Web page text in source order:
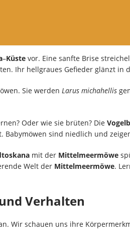
–Küste vor. Eine sanfte Brise
Ihr hellgraues Gefieder glänzt in
Sie werden Larus michahellis
Oder wie sie brüten? Die
sind niedlich und
mit der Mittelmeermöwe
Welt der Mittelmeermöwe.
Verhalten
Wir schauen uns ihre